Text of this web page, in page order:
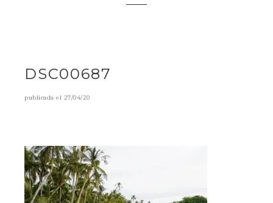
DSC00687
publicada el 27/04/20